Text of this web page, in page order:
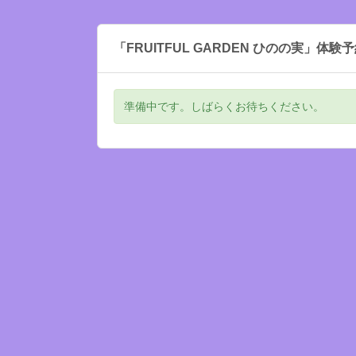
「FRUITFUL GARDEN ひのの実」体験
準備中です。しばらくお待ちください。